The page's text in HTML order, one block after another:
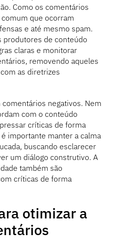
Como os comentários
que ocorram
e até mesmo spam.
produtores de conteúdo
claras e monitorar
removendo aqueles
as diretrizes
negativos. Nem
com o conteúdo
críticas de forma
importante manter a calma
buscando esclarecer
um diálogo construtivo. A
também são
críticas de forma
otimizar a